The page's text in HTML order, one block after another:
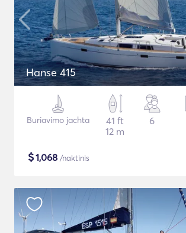
Hanse 415
Buriavimo jachta
41 ft
12 m
6
$1,068 /naktinis